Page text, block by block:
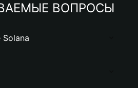
ВОПРОСЫ